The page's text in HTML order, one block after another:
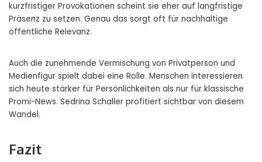
kurzfristiger Provokationen scheint sie eher auf langfristige
Präsenz zu setzen. Genau das sorgt oft für nachhaltige
öffentliche Relevanz.
Auch die zunehmende Vermischung von Privatperson und
Medienfigur spielt dabei eine Rolle. Menschen interessieren
sich heute stärker für Persönlichkeiten als nur für klassische
Promi-News. Sedrina Schaller profitiert sichtbar von diesem
Wandel.
Fazit